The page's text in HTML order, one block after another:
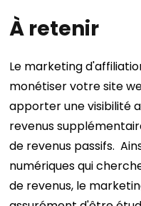
À retenir
Le marketing
monétiser votre site
apporter une visibilité
revenus
de revenus passifs.
numériques qui
de revenus, le